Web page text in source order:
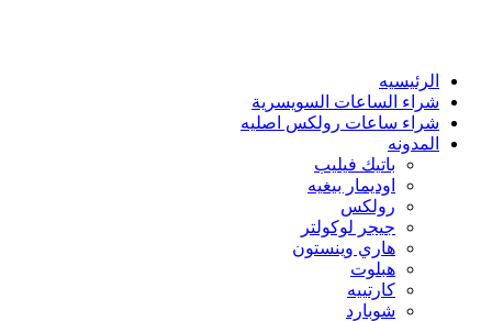
الرئيسيه
شراء الساعات السويسرية
شراء ساعات رولكس اصليه
المدونه
باتيك فيليب
اوديمار بيغيه
رولكس
جيجر لوكولتر
هاري وينستون
هبلوت
كارتييه
شوبارد